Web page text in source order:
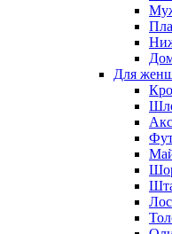
Для